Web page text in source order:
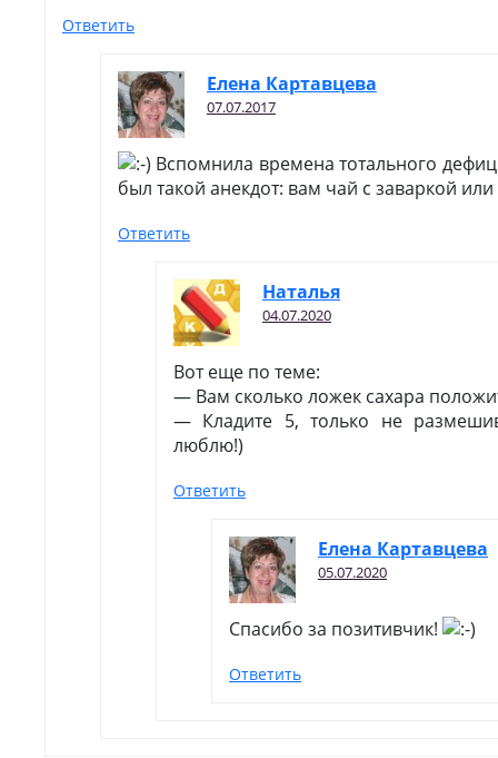
Ответить
Елена Картавцева
07.07.2017
Вспомнила времена тотального
был такой анекдот: вам чай с заваркой
Ответить
Наталья
04.07.2020
Вот еще по теме:
— Вам сколько ложек сахара
— Кладите 5, только не
люблю!)
Ответить
Елена Картавцева
05.07.2020
Спасибо за позитивчик!
Ответить